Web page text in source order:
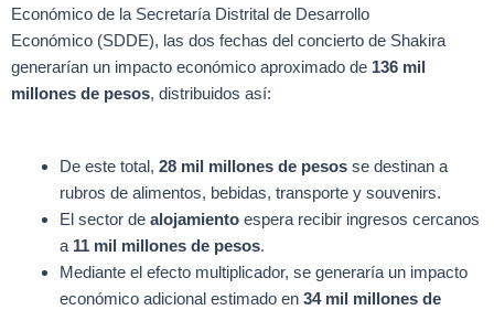
Económico de la Secretaría Distrital de Desarrollo
Económico (SDDE), las dos fechas del concierto de Shakira
generarían un impacto económico aproximado de 136 mil
millones de pesos, distribuidos así:
De este total, 28 mil millones de pesosse destinan a
rubros de alimentos, bebidas, transporte y souvenirs.
El sector de alojamientoespera recibir ingresos cercanos
a 11 mil millones de pesos.
Mediante el efecto multiplicador, se generaría un impacto
económico adicional estimado en 34 mil millones de